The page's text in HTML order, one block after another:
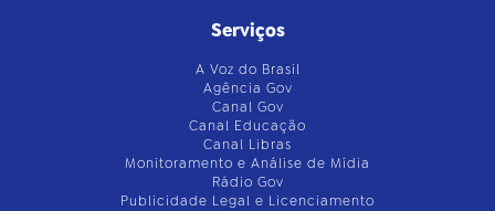
Serviços
A Voz do Brasil
Agência Gov
Canal Gov
Canal Educação
Canal Libras
Monitoramento e Análise de Mídia
Rádio Gov
Publicidade Legal e Licenciamento